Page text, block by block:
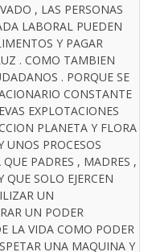
, LAS PERSONAS
LABORAL PUEDEN
Y PAGAR
. COMO TAMBIEN
. PORQUE SE
CONSTANTE
EXPLOTACIONES
PLANETA Y FLORA
PROCESOS
PADRES , MADRES ,
SOLO EJERCEN
UN
UN PODER
LA VIDA COMO PODER
UNA MAQUINA Y